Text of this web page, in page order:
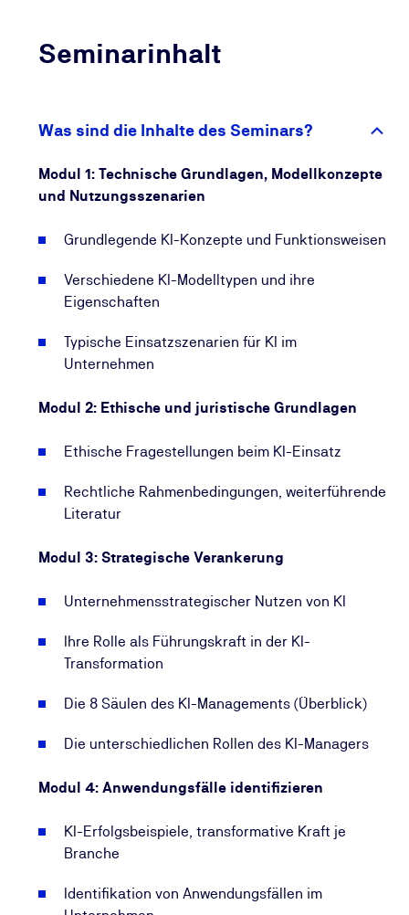
steuern und strategisch im Unternehmen zu
verankern. Nach bestandener Prüfung dieses
Zertifikatslehrgangs erhalten Sie das TÜV-Zertifikat
zum KI-Manager, einen anerkannten
Kompetenznachweis gemäß Art. 4 der KI-
Verordnung (EU AI Act).
Diese Zertifizierung stärkt zudem Ihre
Karrierechancen in einem zukunftsweisenden
Berufsfeld.
Was Sie konkret im Seminar lernen und
nachhaltig anwenden können
Im Seminar erfahren Sie, wie Sie als KI-Managerin
geeignete Use-Cases und Anwendungen
Praxisnahe Beispiele und Übungen unterstützen Sie
dabei, KI strukturiert im Unternehmen einzuführen
KI zu qualifizieren.
Melden Sie sich jetzt zurKI-Manager (TÜV)-
TÜV-Zertifikat.
dient als Nachweis zum Erwerb von KI-Kompetenz
KI-Vorhaben strategisch steuern.
Seminarinhalt
Was sind die Inhalte des Seminars?
Modul 1: Technische Grundlagen, Modellkonzepte
und Nutzungsszenarien
Grundlegende KI-Konzepte und Funktionsweisen
Verschiedene KI-Modelltypen und ihre
Eigenschaften
Typische Einsatzszenarien für KI im
Unternehmen
Modul 2: Ethische und juristische Grundlagen
Ethische Fragestellungen beim KI-Einsatz
Rechtliche Rahmenbedingungen, weiterführende
Literatur
Modul 3: Strategische Verankerung
Unternehmensstrategischer Nutzen von KI
Ihre Rolle als Führungskraft in der KI-
Transformation
Die 8 Säulen des KI-Managements (Überblick)
Die unterschiedlichen Rollen des KI-Managers
Modul 4: Anwendungsfälle identifizieren
KI-Erfolgsbeispiele, transformative Kraft je
Branche
Identifikation von Anwendungsfällen im